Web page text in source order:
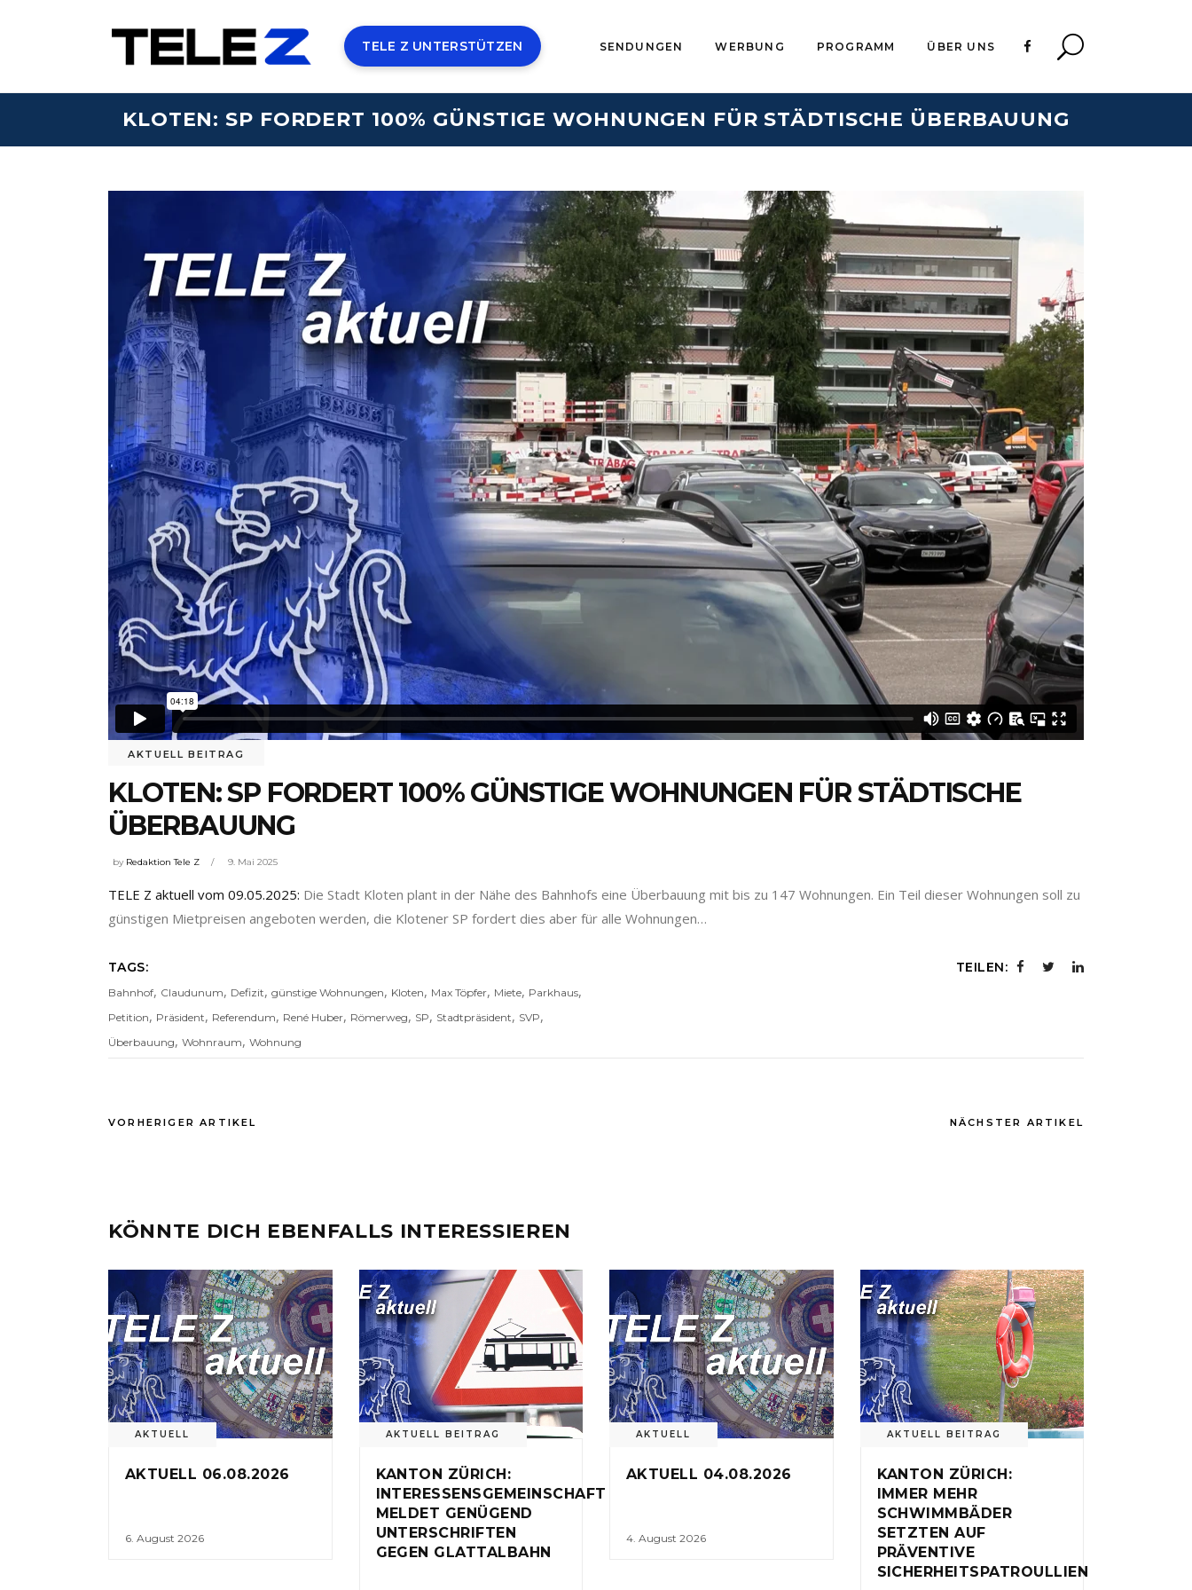
TELE Z UNTERSTÜTZEN SENDUNGEN WERBUNG PROGRAMM ÜBER UNS
KLOTEN: SP FORDERT 100% GÜNSTIGE WOHNUNGEN FÜR STÄDTISCHE ÜBERBAUUNG
AKTUELL BEITRAG
KLOTEN: SP FORDERT 100% GÜNSTIGE WOHNUNGEN FÜR STÄDTISCHE
ÜBERBAUUNG
by Redaktion Tele Z 9. Mai 2025
TELE Z aktuell vom 09.05.2025: Die Stadt Kloten plant in der Nähe des Bahnhofs eine Überbauung mit bis zu 147 Wohnungen. Ein Teil dieser Wohnungen soll zu
günstigen Mietpreisen angeboten werden, die Klotener SP fordert dies aber für alle Wohnungen…
TAGS:
Bahnhof, Claudunum, Defizit, günstige Wohnungen, Kloten, Max Töpfer, Miete, Parkhaus,
Petition, Präsident, Referendum, René Huber, Römerweg, SP, Stadtpräsident, SVP,
Überbauung, Wohnraum, Wohnung
TEILEN:
VORHERIGER ARTIKEL NÄCHSTER ARTIKEL
KÖNNTE DICH EBENFALLS INTERESSIEREN
AKTUELL
AKTUELL 06.08.2026
6. August 2026
AKTUELL BEITRAG
KANTON ZÜRICH:
INTERESSENSGEMEINSCHAFT
MELDET GENÜGEND
UNTERSCHRIFTEN
GEGEN GLATTALBAHN
AKTUELL
AKTUELL 04.08.2026
4. August 2026
AKTUELL BEITRAG
KANTON ZÜRICH:
IMMER MEHR
SCHWIMMBÄDER
SETZTEN AUF
PRÄVENTIVE
SICHERHEITSPATROULLIEN